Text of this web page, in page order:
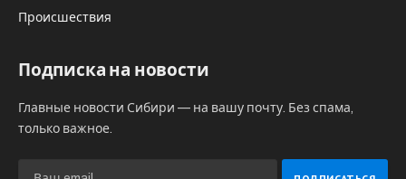
на себе. В том числе, они были предложены
Роскосмоса, сообщает пресс-служба ИХТТМ СО